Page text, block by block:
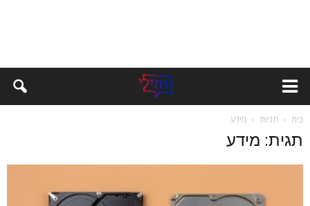
בית תגיות מידע
תגית: מידע